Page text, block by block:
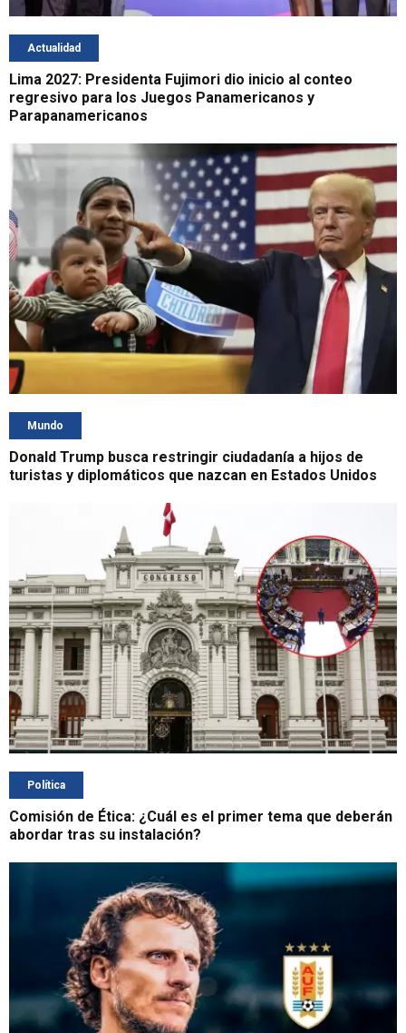
Actualidad
Lima 2027: Presidenta Fujimori dio inicio al conteo
regresivo para los Juegos Panamericanos y
Parapanamericanos
Mundo
Donald Trump busca restringir ciudadanía a hijos de
turistas y diplomáticos que nazcan en Estados Unidos
Política
Comisión de Ética: ¿Cuál es el primer tema que deberán
abordar tras su instalación?